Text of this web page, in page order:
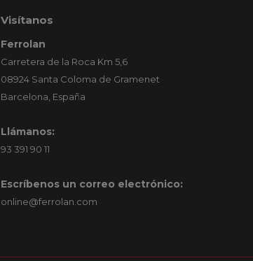
Visítanos
Ferrolan
Carretera de la Roca Km 5,6
08924 Santa Coloma de Gramenet
Barcelona, España
Llámanos:
93 391 90 11
Escríbenos un correo electrónico:
online@ferrolan.com